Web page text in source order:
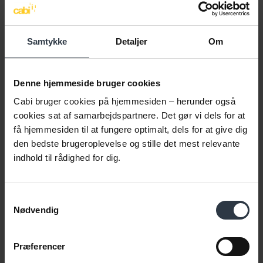
Samtykke Detaljer Om
Denne hjemmeside bruger cookies
Cabi bruger cookies på hjemmesiden – herunder også
cookies sat af samarbejdspartnere. Det gør vi dels for at
få hjemmesiden til at fungere optimalt, dels for at give dig
den bedste brugeroplevelse og stille det mest relevante
indhold til rådighed for dig.
Nødvendig
Præferencer